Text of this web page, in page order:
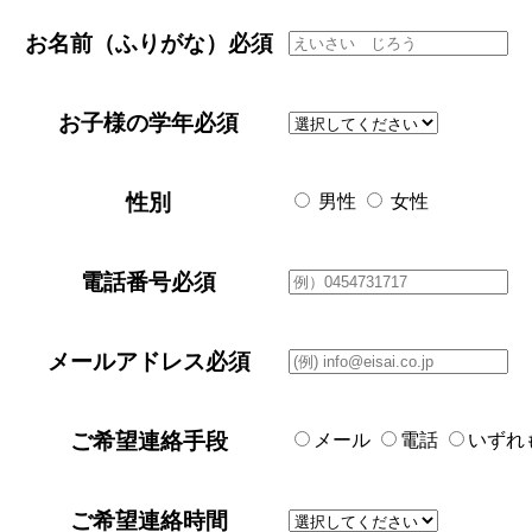
お名前（ふりがな） 必須
お子様の学年必須
性別 男性 女性
電話番号必須
メールアドレス必須
ご希望連絡手段 メール 電話 いずれ
ご希望連絡時間